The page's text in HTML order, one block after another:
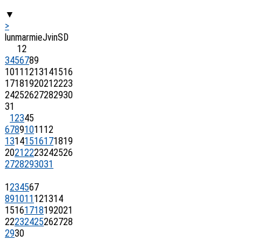
▼
>
lunmarmieJvinS D
12
3456789
1011 1213141516
17181920212223
24252627282930
31
12345
67891011 12
13141516171819
20212223242526
2728293031
1234567
891011 121314
15161718192021
22232425262728
2930